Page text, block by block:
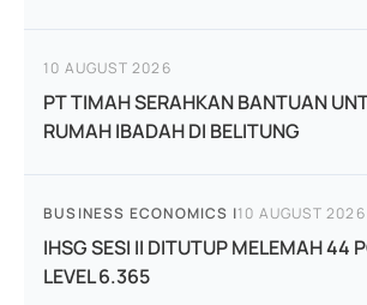
10 AUGUST 2026
PT TIMAH SERAHKAN BANTUAN
RUMAH IBADAH DI BELITUNG
BUSINESS ECONOMICS |10 AUGUST 2026
IHSG SESI II DITUTUP MELEMAH 44
LEVEL 6.365